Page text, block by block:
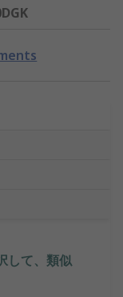
して、類似